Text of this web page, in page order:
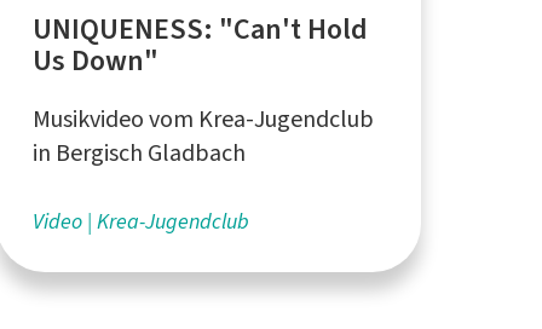
UNIQUENESS: "Can't Hold
Us Down"
Musikvideo vom Krea-Jugendclub
in Bergisch Gladbach
Video Krea-Jugendclub